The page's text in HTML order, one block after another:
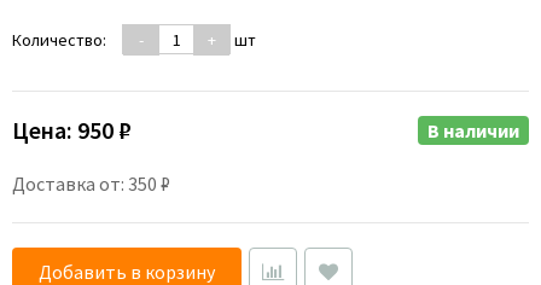
Количество: - + шт
Цена: 950 ₽
Доставка от: 350 ₽
В наличии
Добавить в корзину